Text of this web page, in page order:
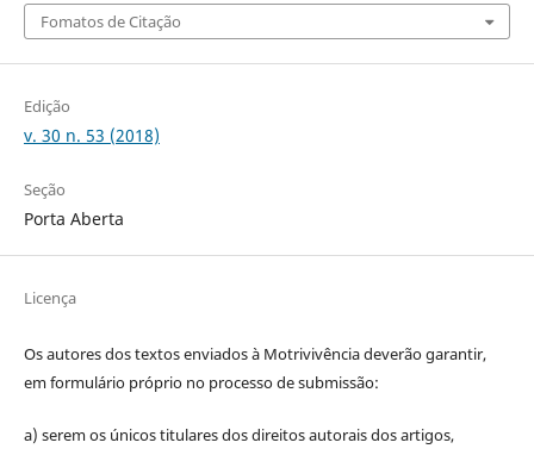
Fomatos de Citação
Edição
v. 30 n. 53 (2018)
Seção
Porta Aberta
Licença
Os autores dos textos enviados à Motrivivência deverão garantir,
em formulário próprio no processo de submissão:
a) serem os únicos titulares dos direitos autorais dos artigos,